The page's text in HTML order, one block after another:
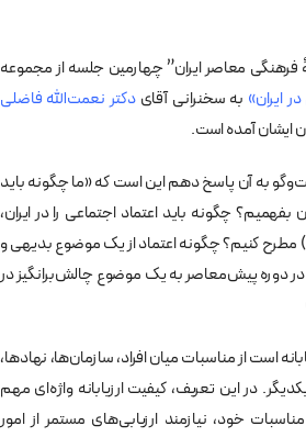
فرهنگی معاصر ایران” چهارمین جلسه از مجموعه
ایران» به سخنرانی آقایدکتر نعمت‌الله فاضلی
ایشان آمده است.
به آن پاسخ دهم این است که «ما چگونه باید
بفهمیم؟ چگونه باید اعتماد اجتماعی را در ایران،
به‌صورت مسأله (problematic) مطرح کنیم؟ چگونه اعتماد از یک موضوع بدیهی و
دوره پیش‌معاصر به یک موضوع چالش‌برانگیز در
است از مناسبات میان افراد، سازمان‌ها، نهادها،
در این تعریف، کیفیت ارزیابانه واژه‌ای مهم
خود، نیازمند ارزیابی‌های مستمر از امور